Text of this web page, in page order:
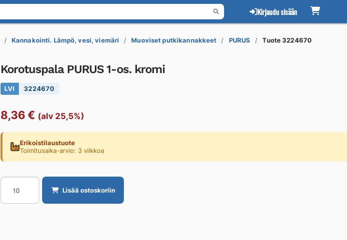
Kirjaudu sisään
Kannakointi. Lämpö, vesi, viemäri Muoviset putkikannakkeet PURUS Tuote 3224670
Korotuspala PURUS 1-os. kromi
LVI 3224670
8,36 € (alv 25,5%)
Erikoistilaustuote
Toimitusaika-arvio: 3 viikkoa
Korotuspala
PURUS
1-
Lisää ostoskoriin